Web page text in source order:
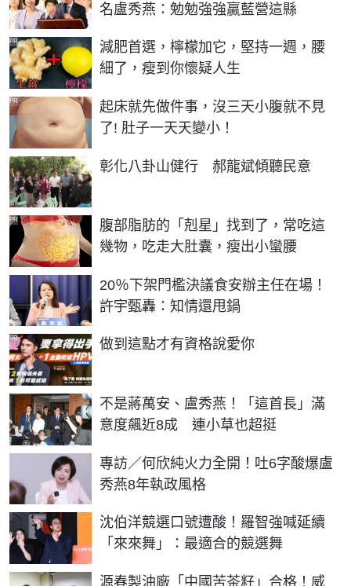
名盧秀燕：勉勉強強贏藍營這縣
減肥首選，檸檬加它，堅持一週，腰
細了，瘦到你懷疑人生
PR
起床就先做件事，沒三天小腹就不見
了! 肚子一天天變小！
PR
彰化八卦山健行 郝龍斌傾聽民意
腹部脂肪的「剋星」找到了，常吃這
幾物，吃走大肚囊，瘦出小蠻腰
PR
20％下架門檻決議食安辦主任在場！
許宇甄轟：知情還甩鍋
做到這點才有資格說愛你
PR
不是蔣萬安、盧秀燕！「這首長」滿
意度飆近8成 連小草也超挺
專訪／何欣純火力全開！吐6字酸爆盧
秀燕8年執政風格
沈伯洋競選口號遭酸！羅智強喊延續
「來來舞」：最適合的競選舞
源春製油廠「中國苦茶籽」合格！威